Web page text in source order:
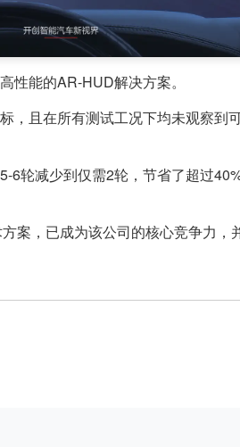
性能的AR-HUD解决方案。
，且在所有测试工况下均未观察到
6轮减少到仅需2轮，节省了超过
案，已成为该公司的核心竞争力